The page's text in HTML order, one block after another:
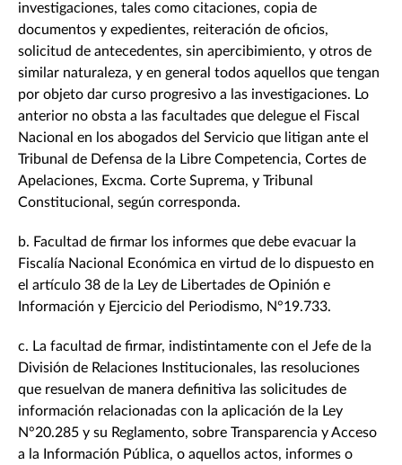
investigaciones, tales como citaciones, copia de
documentos y expedientes, reiteración de oficios,
solicitud de antecedentes, sin apercibimiento, y otros de
similar naturaleza, y en general todos aquellos que tengan
por objeto dar curso progresivo a las investigaciones. Lo
anterior no obsta a las facultades que delegue el Fiscal
Nacional en los abogados del Servicio que litigan ante el
Tribunal de Defensa de la Libre Competencia, Cortes de
Apelaciones, Excma. Corte Suprema, y Tribunal
Constitucional, según corresponda.
b. Facultad de firmar los informes que debe evacuar la
Fiscalía Nacional Económica en virtud de lo dispuesto en
el artículo 38 de la Ley de Libertades de Opinión e
Información y Ejercicio del Periodismo, N°19.733.
c. La facultad de firmar, indistintamente con el Jefe de la
División de Relaciones Institucionales, las resoluciones
que resuelvan de manera definitiva las solicitudes de
información relacionadas con la aplicación de la Ley
N°20.285 y su Reglamento, sobre Transparencia y Acceso
a la Información Pública, o aquellos actos, informes o